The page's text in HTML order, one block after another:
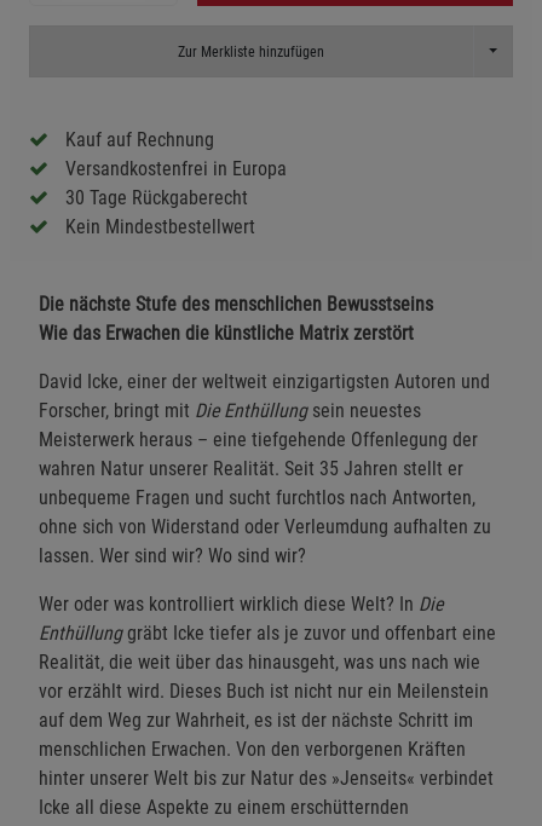
Zur Merkliste hinzufügen Toggle
Kauf auf Rechnung
Versandkostenfrei in Europa
30 Tage Rückgaberecht
Kein Mindestbestellwert
Die nächste Stufe des menschlichen Bewusstseins
Wie das Erwachen die künstliche Matrix zerstört
David Icke, einer der weltweit einzigartigsten Autoren und
Forscher, bringt mit Die Enthüllungsein neuestes
Meisterwerk heraus – eine tiefgehende Offenlegung der
wahren Natur unserer Realität. Seit 35 Jahren stellt er
unbequeme Fragen und sucht furchtlos nach Antworten,
ohne sich von Widerstand oder Verleumdung aufhalten zu
lassen. Wer sind wir? Wo sind wir?
Wer oder was kontrolliert wirklich diese Welt? In Die
Enthüllunggräbt Icke tiefer als je zuvor und offenbart eine
Realität, die weit über das hinausgeht, was uns nach wie
vor erzählt wird. Dieses Buch ist nicht nur ein Meilenstein
auf dem Weg zur Wahrheit, es ist der nächste Schritt im
menschlichen Erwachen. Von den verborgenen Kräften
hinter unserer Welt bis zur Natur des »Jenseits« verbindet
Icke all diese Aspekte zu einem erschütternden